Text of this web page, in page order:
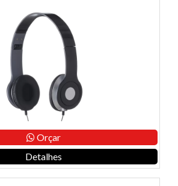
Orçar
Detalhes